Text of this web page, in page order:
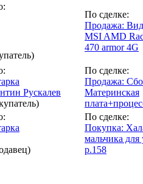
По сделке:
Продажа:
MSI AMD
470 armor 4G
Рускалев
По сделке:
Продажа:
Материнская
По сделке:
Покупка:
мальчика для
р.158